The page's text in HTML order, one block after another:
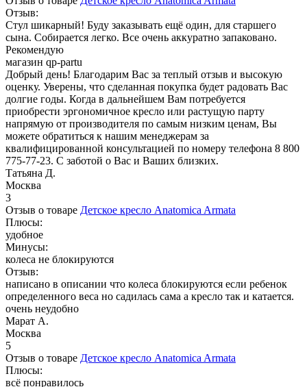
Отзыв:
Стул шикарный! Буду заказывать ещё один, для старшего
сына. Собирается легко. Все очень аккуратно запаковано.
Рекомендую
магазин qp-partu
Добрый день! Благодарим Вас за теплый отзыв и высокую
оценку. Уверены, что сделанная покупка будет радовать Вас
долгие годы. Когда в дальнейшем Вам потребуется
приобрести эргономичное кресло или растущую парту
напрямую от производителя по самым низким ценам, Вы
можете обратиться к нашим менеджерам за
квалифицированной консультацией по номеру телефона 8 800
775-77-23. С заботой о Вас и Ваших близких.
Татьяна Д.
Москва
3
Отзыв о товаре Детское кресло Anatomica Armata
Плюсы:
удобное
Минусы:
колеса не блокируются
Отзыв:
написано в описании что колеса блокируются если ребенок
определенного веса но садилась сама а кресло так и катается.
очень неудобно
Марат А.
Москва
5
Отзыв о товаре Детское кресло Anatomica Armata
Плюсы:
всё понравилось